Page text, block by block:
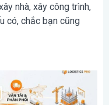
nhà, xây công trình,
có, chắc bạn cũng